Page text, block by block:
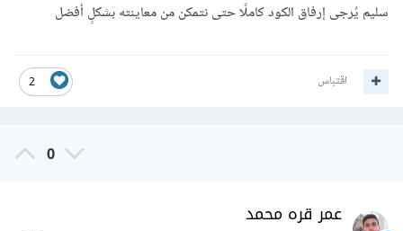
سليم يُرجى إرفاق الكود كاملًا حتى نتمكن من معاينته بشكلٍ أفضل
2 اقتباس
0
عمر قره محمد